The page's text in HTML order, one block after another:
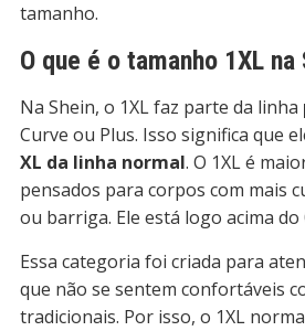
tamanho.
O que é o tamanho 1XL na
Na Shein, o 1XL faz parte da linha
Curve ou Plus. Isso significa que
XL da linha normal. O 1XL é
pensados para corpos com mais
ou barriga. Ele está logo acima do
Essa categoria foi criada para
que não se sentem confortáveis
tradicionais. Por isso, o 1XL